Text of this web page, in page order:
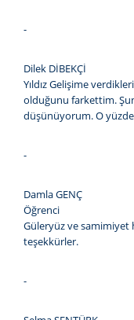
-
Dilek DİBEKÇİ
Yıldız Gelişime
olduğunu farkettim.
düşünüyorum. O
-
Damla GENÇ
Öğrenci
Güleryüz ve samimiyet
teşekkürler.
-